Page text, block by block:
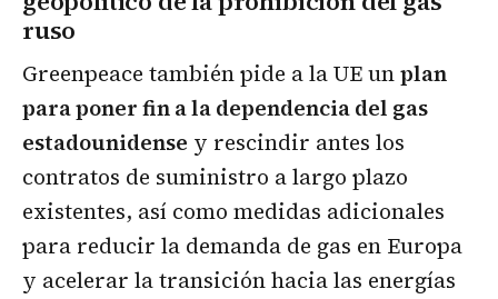
ruso
Greenpeace también pide a la UE unplan
para poner fin a la dependencia del gas
estadounidense y rescindir antes los
contratos de suministro a largo plazo
existentes, así como medidas adicionales
para reducir la demanda de gas en Europa
y acelerar la transición hacia las energías